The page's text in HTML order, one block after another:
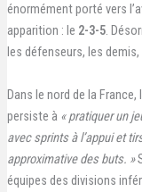
énormément porté vers
apparition : le 2-3-5.
les défenseurs, les
Dans le nord de la
persiste à « pratiquer un
avec sprints à l’appui et
approximative des buts. »
équipes des divisions